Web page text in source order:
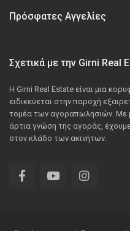
Πρόσφατες Αγγελίες
Σχετικά με την Girni Real
Η Girni Real Estate είναι μια
ειδικεύεται στην παροχή
τομέα των αγοραπωλησιών. Με
άρτια γνώση της αγοράς,
στον κλάδο των ακινήτων.